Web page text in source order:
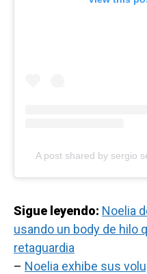
A post shared by sergio
Sigue leyendo: Noelia
usando un body de hilo
retaguardia
– Noelia exhibe sus